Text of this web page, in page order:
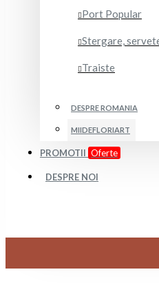
Port Popular
Stergare,
Traiste
DESPRE ROMANIA
MIIDEFLORIART
PROMOTII Oferte
DESPRE NOI